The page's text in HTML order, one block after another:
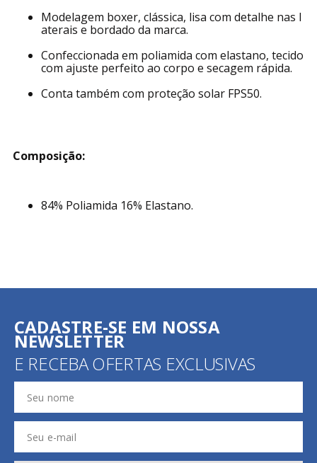
Modelagem boxer, clássica, lisa com detalhe nas l
aterais e bordado da marca.
Confeccionada em poliamida com elastano, tecido
com ajuste perfeito ao corpo e secagem rápida.
Conta também com proteção solar FPS50.
Composição:
84% Poliamida 16% Elastano.
CADASTRE-SE EM NOSSA
NEWSLETTER
E RECEBA OFERTAS EXCLUSIVAS